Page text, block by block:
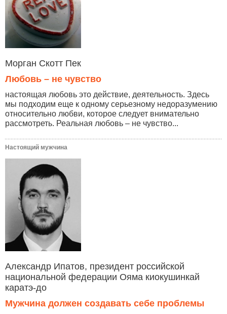
Морган Скотт Пек
Любовь – не чувство
настоящая любовь это действие, деятельность. Здесь
мы подходим еще к одному серьезному недоразумению
относительно любви, которое следует внимательно
рассмотреть. Реальная любовь – не чувство...
Настоящий мужчина
Александр Ипатов, президент российской
национальной федерации Ояма киокушинкай
каратэ-до
Мужчина должен создавать себе проблемы